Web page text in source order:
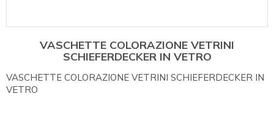
VASCHETTE COLORAZIONE VETRINI
SCHIEFERDECKER IN VETRO
VASCHETTE COLORAZIONE VETRINI SCHIEFERDECKER IN
VETRO